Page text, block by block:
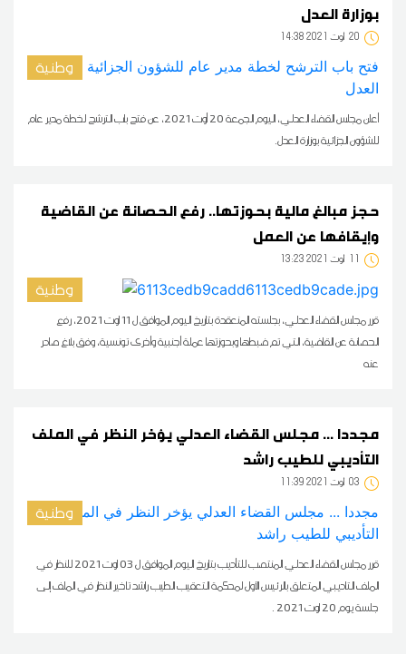
بوزارة العدل
20 14:38 2021 أوت
وطنية
أعلن مجلس القضاء العدلي، اليوم الجمعة 20 أوت 2021، عن فتح باب الترشح لخطة مدير عام
للشؤون الجزائية بوزارة العدل.
حجز مبالغ مالية بحوزتها.. رفع الحصانة عن القاضية
وإيقافها عن العمل
11 13:23 2021 أوت
وطنية
قرر مجلس القضاء العدلي، بجلسته المنعقدة بتاريخ اليوم الموافق ل 11 اوت 2021، رفع
الحصانة عن القاضية، التي تم ضبطها وبحوزتها عملة أجنبية وأخرى تونسية، وفق بلاغ صادر
عنه
مجددا ... مجلس القضاء العدلي يؤخر النظر في الملف
التأديبي للطيب راشد
03 11:39 2021 أوت
وطنية
قرر مجلس القضاء العدلي المنتصب للتأديب بتاريخ اليوم الموافق ل 03 اوت 2021 للنظر في
الملف التاديبي المتعلق بالرئيس الأول لمحكمة التعقيب الطيب راشد تاخير النظر في الملف إلى
جلسة يوم 20 اوت 2021 .